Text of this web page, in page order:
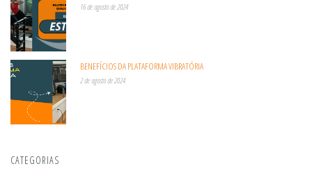
16 de agosto de 2024
BENEFÍCIOS DA PLATAFORMA VIBRATÓRIA
2 de agosto de 2024
CATEGORIAS